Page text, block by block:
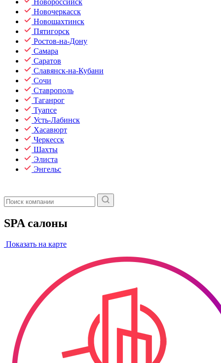
Новороссийск
Новочеркасск
Новошахтинск
Пятигорск
Ростов-на-Дону
Самара
Саратов
Славянск-на-Кубани
Сочи
Ставрополь
Таганрог
Туапсе
Усть-Лабинск
Хасавюрт
Черкесск
Шахты
Элиста
Энгельс
SPA салоны
Показать на карте